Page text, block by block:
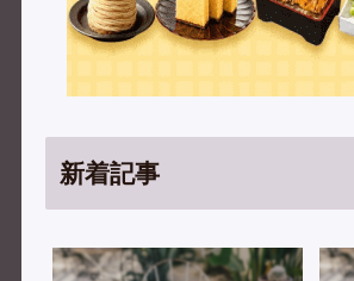
新着記事